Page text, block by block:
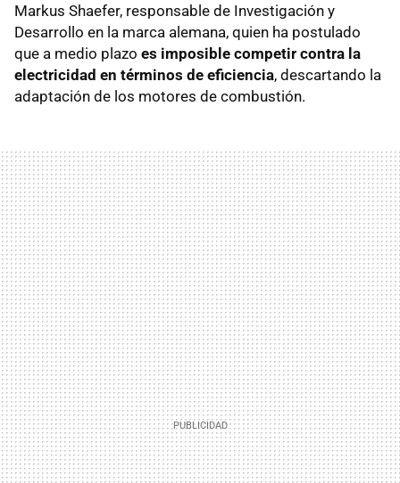
Markus Shaefer, responsable de Investigación y
Desarrollo en la marca alemana, quien ha postulado
que a medio plazo es imposible competir contra la
electricidad en términos de eficiencia, descartando la
adaptación de los motores de combustión.